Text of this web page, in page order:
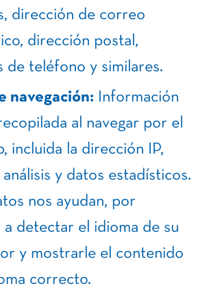
dirección de correo
dirección postal,
de teléfono y similares.
navegación: Información
al navegar por el
incluida la dirección IP,
y datos estadísticos.
nos ayudan, por
a detectar el idioma de su
y mostrarle el contenido
correcto.